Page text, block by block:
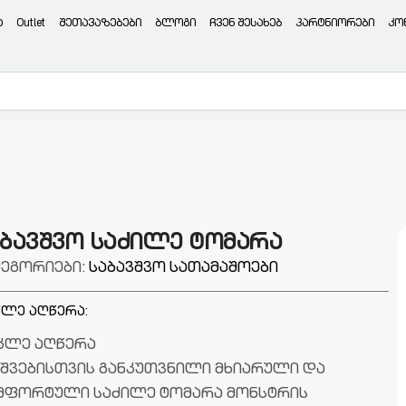
Outlet შეთავაზებები ბლოგი ჩვენ შესახებ პარტნიორები
საძილე ტომარა
საბავშვო სათამაშოები
აღწერა:
აღწერა
განკუთვნილი მხიარული და
საძილე ტომარა მონსტრის